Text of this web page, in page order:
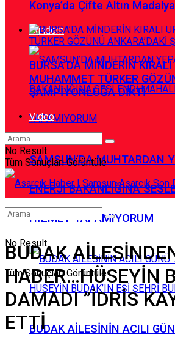
Gündem
SAMSUN’DA MUHTARDAN
ENERJİ BAKANLIĞINA
HİZMET YAPAMIYORUM
BUDAK AİLESİNİN ACILI
Konya’da Çifte Altın
BURSA’DA MİNDERİN KIRALI
MUHAMMET TÜRKER
ŞAMPİYONLUĞA DİKTİ
Video
No Result
Tüm Sonuçları Görüntüle
No Result
Tüm Sonuçları Görüntüle
BUDAK
HABER…HÜSEYİN
DAMADI ”İDRİS
ETTİ